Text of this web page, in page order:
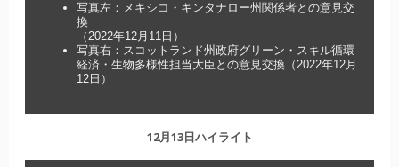
写真左：メキシコ・キンタナロー州関係者との意見交
換
（2022年12月11日）
写真右：スコットランド州政府グリーン・スキル循環
経済・生物多様性担当大臣との意見交換（2022年12月
12日）
12月13日ハイライト